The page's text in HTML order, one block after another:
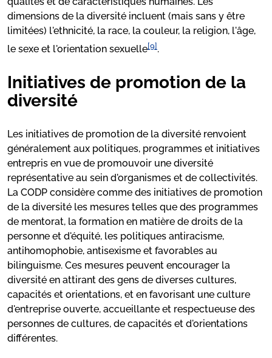
dimensions de la diversité incluent (mais sans y être
limitées) l'ethnicité, la race, la couleur, la religion, l'âge,
le sexe et l'orientation sexuelle[9].
Initiatives de promotion de la
diversité
Les initiatives de promotion de la diversité renvoient
généralement aux politiques, programmes et initiatives
entrepris en vue de promouvoir une diversité
représentative au sein d'organismes et de collectivités.
La CODP considère comme des initiatives de promotion
de la diversité les mesures telles que des programmes
de mentorat, la formation en matière de droits de la
personne et d'équité, les politiques antiracisme,
antihomophobie, antisexisme et favorables au
bilinguisme. Ces mesures peuvent encourager la
diversité en attirant des gens de diverses cultures,
capacités et orientations, et en favorisant une culture
d'entreprise ouverte, accueillante et respectueuse des
personnes de cultures, de capacités et d'orientations
différentes.